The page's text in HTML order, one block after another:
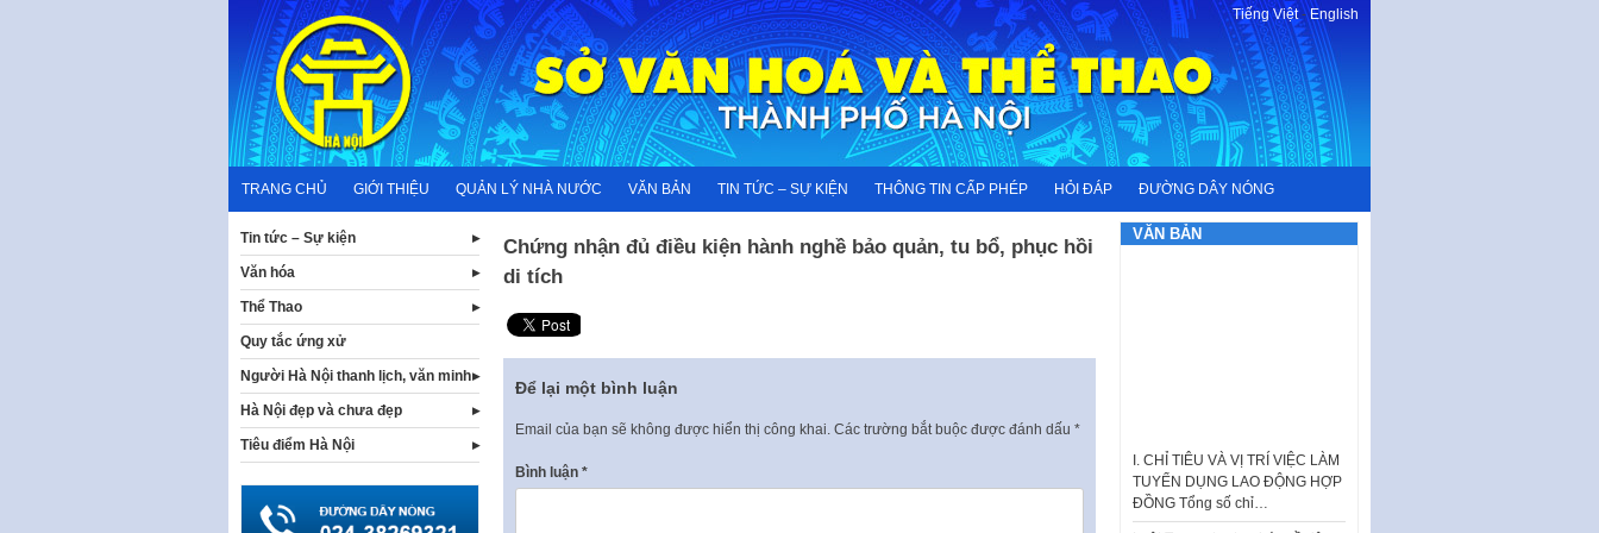
content
Tiếng Việt-English
TRANG CHỦ GIỚI THIỆU QUẢN LÝ NHÀ NƯỚC VĂN BẢN TIN TỨC – SỰ KIỆN THÔNG TIN CẤP PHÉP HỎI ĐÁP ĐƯỜNG DÂY NÓNG
Chứng nhận đủ điều kiện hành nghề bảo quản, tu bổ, phục hồi
di tích
Để lại một bình luận
Email của bạn sẽ không được hiển thị công khai. Các trường bắt buộc được đánh dấu *
Bình luận *
Tin tức – Sự kiện
Văn hóa
Thể Thao
Quy tắc ứng xử
Người Hà Nội thanh lịch, văn minh
Hà Nội đẹp và chưa đẹp
Tiêu điểm Hà Nội
VĂN BẢN
TUYỂN DỤNG LAO ĐỘNG HỢP
ĐỒNG Tổng số chỉ…
Luật Tương trợ tư pháp về dân